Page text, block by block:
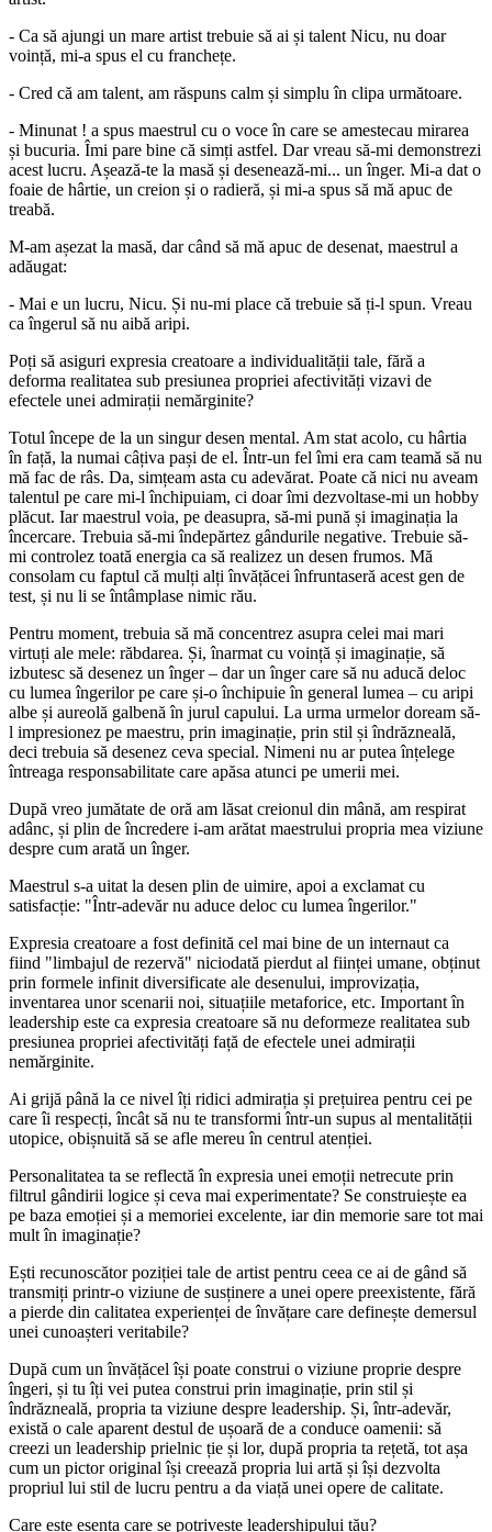
- Ca să ajungi un mare artist trebuie să ai și talent Nicu, nu doar
voință, mi-a spus el cu franchețe.
- Cred că am talent, am răspuns calm și simplu în clipa următoare.
- Minunat ! a spus maestrul cu o voce în care se amestecau mirarea
și bucuria. Îmi pare bine că simți astfel. Dar vreau să-mi demonstrezi
acest lucru. Așează-te la masă și desenează-mi... un înger. Mi-a dat o
foaie de hârtie, un creion și o radieră, și mi-a spus să mă apuc de
treabă.
M-am așezat la masă, dar când să mă apuc de desenat, maestrul a
adăugat:
- Mai e un lucru, Nicu. Și nu-mi place că trebuie să ți-l spun. Vreau
ca îngerul să nu aibă aripi.
Poți să asiguri expresia creatoare a individualității tale, fără a
deforma realitatea sub presiunea propriei afectivități vizavi de
efectele unei admirații nemărginite?
Totul începe de la un singur desen mental. Am stat acolo, cu hârtia
în față, la numai câțiva pași de el. Într-un fel îmi era cam teamă să nu
mă fac de râs. Da, simțeam asta cu adevărat. Poate că nici nu aveam
talentul pe care mi-l închipuiam, ci doar îmi dezvoltase-mi un hobby
plăcut. Iar maestrul voia, pe deasupra, să-mi pună și imaginația la
încercare. Trebuia să-mi îndepărtez gândurile negative. Trebuie să-
mi controlez toată energia ca să realizez un desen frumos. Mă
consolam cu faptul că mulți alți învățăcei înfruntaseră acest gen de
test, și nu li se întâmplase nimic rău.
Pentru moment, trebuia să mă concentrez asupra celei mai mari
virtuți ale mele: răbdarea. Și, înarmat cu voință și imaginație, să
izbutesc să desenez un înger – dar un înger care să nu aducă deloc
cu lumea îngerilor pe care și-o închipuie în general lumea – cu aripi
albe și aureolă galbenă în jurul capului. La urma urmelor doream să-
l impresionez pe maestru, prin imaginație, prin stil și îndrăzneală,
deci trebuia să desenez ceva special. Nimeni nu ar putea înțelege
întreaga responsabilitate care apăsa atunci pe umerii mei.
După vreo jumătate de oră am lăsat creionul din mână, am respirat
adânc, și plin de încredere i-am arătat maestrului propria mea viziune
despre cum arată un înger.
Maestrul s-a uitat la desen plin de uimire, apoi a exclamat cu
satisfacție: "Într-adevăr nu aduce deloc cu lumea îngerilor."
Expresia creatoare a fost definită cel mai bine de un internaut ca
fiind "limbajul de rezervă" niciodată pierdut al ființei umane, obținut
prin formele infinit diversificate ale desenului, improvizația,
inventarea unor scenarii noi, situațiile metaforice, etc. Important în
leadership este ca expresia creatoare să nu deformeze realitatea sub
presiunea propriei afectivități față de efectele unei admirații
nemărginite.
Ai grijă până la ce nivel îți ridici admirația și prețuirea pentru cei pe
care îi respecți, încât să nu te transformi într-un supus al mentalității
utopice, obișnuită să se afle mereu în centrul atenției.
Personalitatea ta se reflectă în expresia unei emoții netrecute prin
filtrul gândirii logice și ceva mai experimentate? Se construiește ea
pe baza emoției și a memoriei excelente, iar din memorie sare tot mai
mult în imaginație?
Ești recunoscător poziției tale de artist pentru ceea ce ai de gând să
transmiți printr-o viziune de susținere a unei opere preexistente, fără
a pierde din calitatea experienței de învățare care definește demersul
unei cunoașteri veritabile?
După cum un învățăcel își poate construi o viziune proprie despre
îngeri, și tu îți vei putea construi prin imaginație, prin stil și
îndrăzneală, propria ta viziune despre leadership. Și, într-adevăr,
există o cale aparent destul de ușoară de a conduce oamenii: să
creezi un leadership prielnic ție și lor, după propria ta rețetă, tot așa
cum un pictor original își creează propria lui artă și își dezvolta
propriul lui stil de lucru pentru a da viață unei opere de calitate.
Care este esența care se potrivește leadershipului tău?